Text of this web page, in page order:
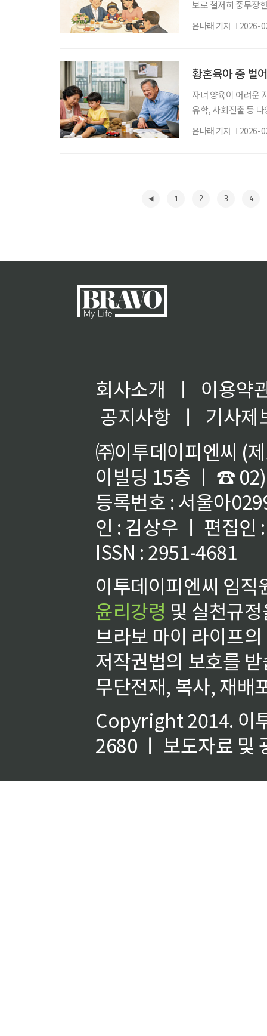
보로 철저히 중무장
한 조부모의 애정
가까운 친인척이
윤나래 기자 2026-
황혼육아 중 벌
자녀 양육이 어려운
유학, 사회진출 등
성숙한 부모의 아
하는 경우가 있다.
윤나래 기자 2026-
1 2 3 4
회사소개 ㅣ
이용약
공지사항
ㅣ
기사제
㈜이투데이피엔씨 (
이빌딩 15층 ㅣ ☎
등록번호 : 서울아
인 : 김상우 ㅣ 편집인
ISSN : 2951-4681
이투데이피엔씨 임
윤리강령 및 실천규
브라보 마이 라이프
저작권법의 보호를
무단전재, 복사, 재배
Copyright 2014. 이
2680 ㅣ 보도자료